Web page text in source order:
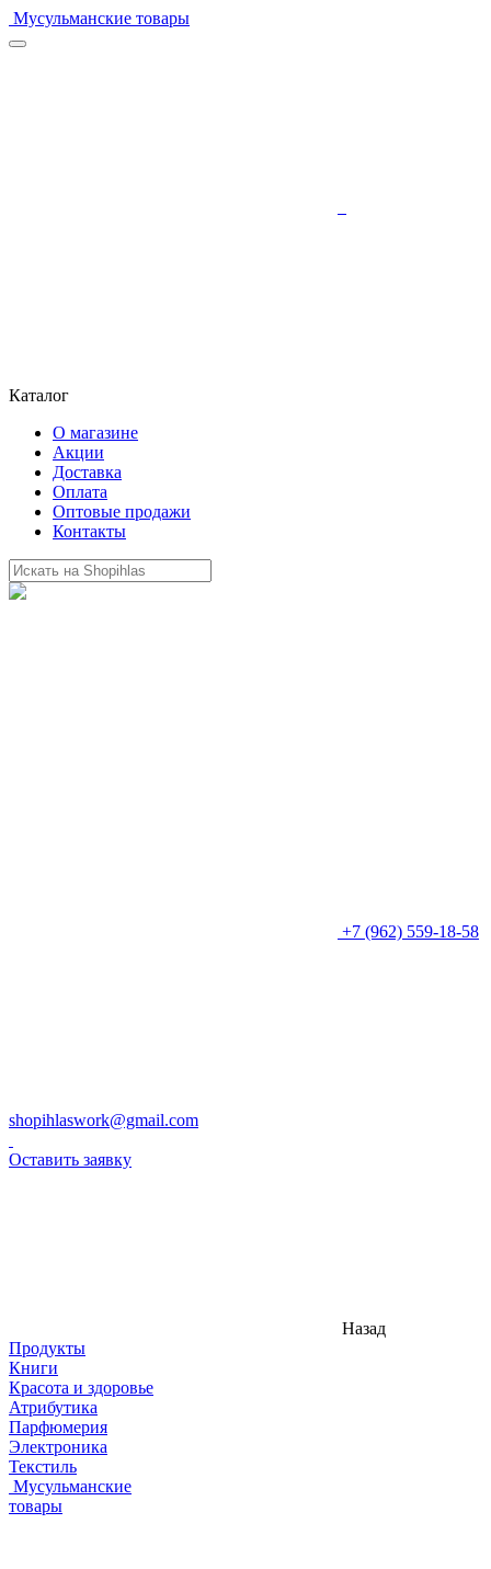
Мусульманские товары
Каталог
О магазине
Акции
Доставка
Оплата
Оптовые продажи
Контакты
+7 (962) 559-18-58
shopihlaswork@gmail.com
Оставить заявку
Назад
Продукты
Книги
Красота и здоровье
Атрибутика
Парфюмерия
Электроника
Текстиль
Мусульманские
товары